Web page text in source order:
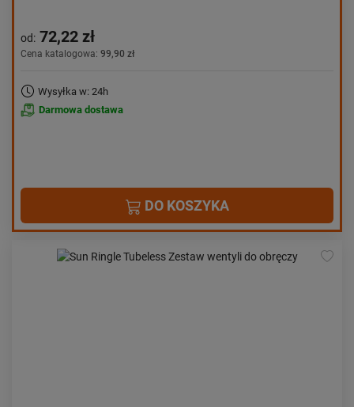
od: 72,22 zł
Cena katalogowa: 99,90 zł
Wysyłka w: 24h
Darmowa dostawa
DO KOSZYKA